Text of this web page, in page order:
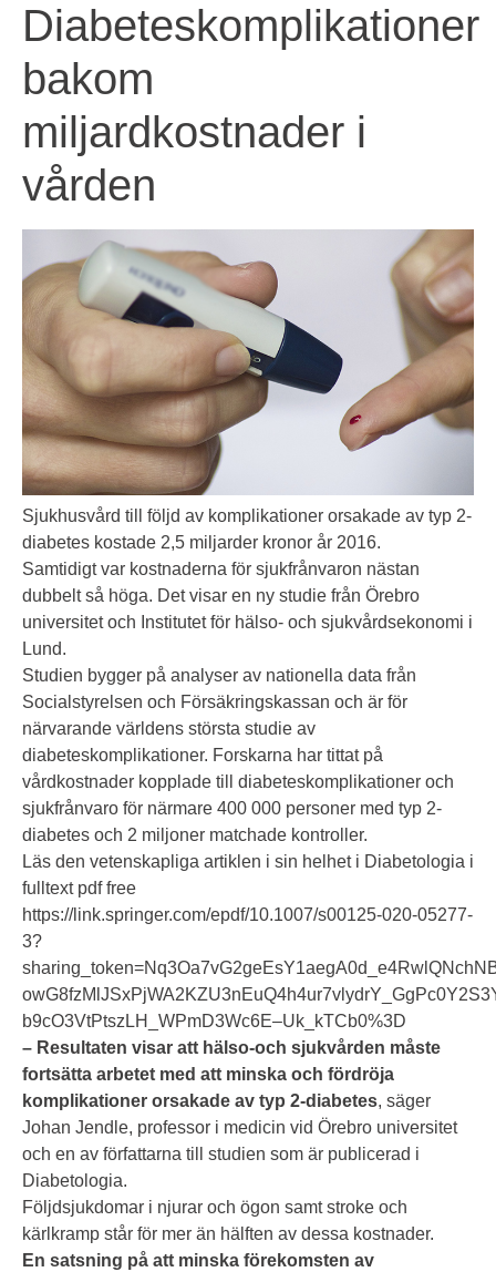
Diabeteskomplikationer
bakom
miljardkostnader i
vården
Sjukhusvård till följd av komplikationer orsakade av typ 2-
diabetes kostade 2,5 miljarder kronor år 2016.
Samtidigt var kostnaderna för sjukfrånvaron nästan
dubbelt så höga. Det visar en ny studie från Örebro
universitet och Institutet för hälso- och sjukvårdsekonomi i
Lund.
Studien bygger på analyser av nationella data från
Socialstyrelsen och Försäkringskassan och är för
närvarande världens största studie av
diabeteskomplikationer. Forskarna har tittat på
vårdkostnader kopplade till diabeteskomplikationer och
sjukfrånvaro för närmare 400 000 personer med typ 2-
diabetes och 2 miljoner matchade kontroller.
Läs den vetenskapliga artiklen i sin helhet i Diabetologia i
fulltext pdf free
https://link.springer.com/epdf/10.1007/s00125-020-05277-
3?
b9cO3VtPtszLH_WPmD3Wc6E–Uk_kTCb0%3D
– Resultaten visar att hälso-och sjukvården måste
fortsätta arbetet med att minska och fördröja
komplikationer orsakade av typ 2-diabetes, säger
Johan Jendle, professor i medicin vid Örebro universitet
och en av författarna till studien som är publicerad i
Diabetologia.
Följdsjukdomar i njurar och ögon samt stroke och
kärlkramp står för mer än hälften av dessa kostnader.
En satsning på att minska förekomsten av